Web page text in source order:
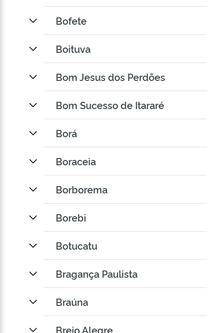
Bofete
Boituva
Bom Jesus dos Perdões
Bom Sucesso de Itararé
Borá
Boraceia
Borborema
Borebi
Botucatu
Bragança Paulista
Braúna
Brejo Alegre